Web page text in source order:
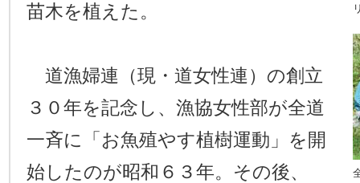
苗木を植えた。
道漁婦連（現・道女性連）の創立
３０年を記念し、漁協女性部が全道
一斉に「お魚殖やす植樹運動」を開
始したのが昭和６３年。その後、